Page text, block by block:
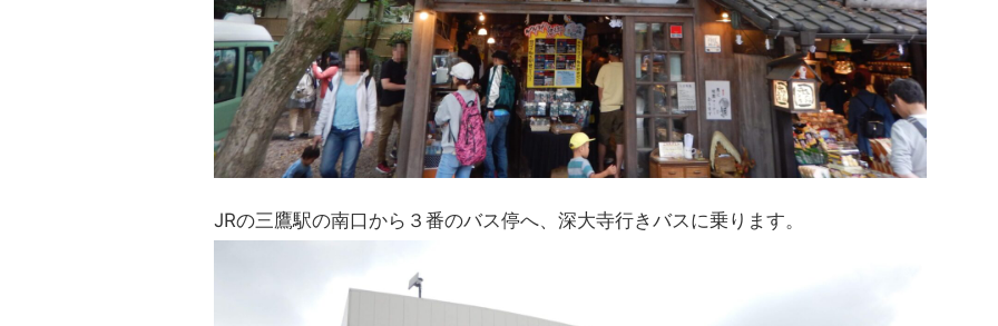
JRの三鷹駅の南口から３番のバス停へ、深大寺行きバスに乗ります。